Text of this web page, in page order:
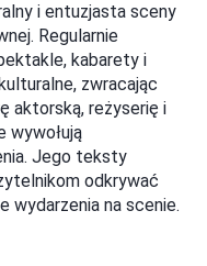
i entuzjasta sceny
Regularnie
kabarety i
zwracając
aktorską, reżyserię i
wywołują
Jego teksty
odkrywać
wydarzenia na scenie.